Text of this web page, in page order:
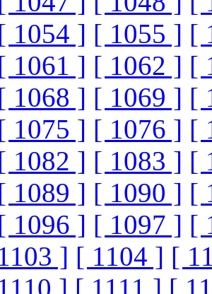
1054 ] [ 1055 ] [
1061 ] [ 1062 ] [
1068 ] [ 1069 ] [
1075 ] [ 1076 ] [
1082 ] [ 1083 ] [
1089 ] [ 1090 ] [
1096 ] [ 1097 ] [
] [ 1104 ] [